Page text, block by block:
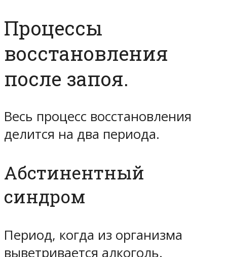
Процессы
восстановления
после запоя.
Весь процесс восстановления
делится на два периода.
Абстинентный
синдром
Период, когда из организма
выветривается алкоголь.